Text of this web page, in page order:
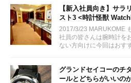
【新入社員向き】サラ
スト3 <時計怪獣
2017/3/23 MARUKOME
社員の皆さんは腕時計を
ない方向けに今回はおす
グランドセイコーのチ
ールとどちらがいいの